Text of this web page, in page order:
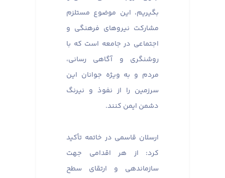
بگیریم، این موضوع مستلزم
مشارکت نیروهای فرهنگی و
اجتماعی در جامعه است که با
روشنگری و آگاهی رسانی،
مردم و به ویژه جوانان این
سرزمین را از نفوذ و نیرنگ
دشمن ایمن کنند.
ارسلان قاسمی در خاتمه تأکید
کرد: از هر اقدامی جهت
سازماندهی و ارتقای سطح